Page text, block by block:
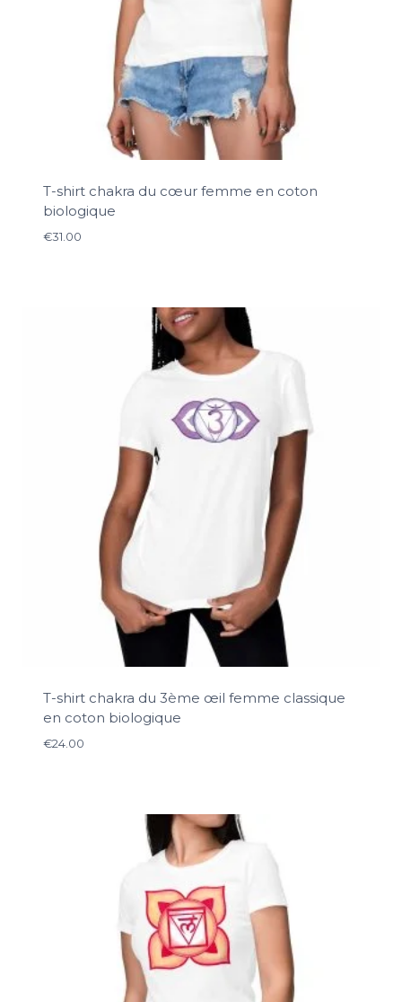
T-shirt chakra du cœur femme en coton
biologique
€31.00
T-shirt chakra du 3ème œil femme classique
en coton biologique
€24.00